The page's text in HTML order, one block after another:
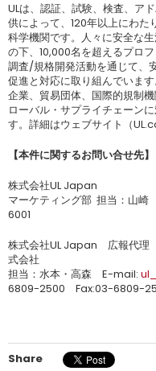
ULは、認証、試験、検査、ア
供によって、120年以上にわ
科学機関です。人々に安全な
の下、10,000名を超えるプロ
調査/規格開発活動を通じて、
促進と対応に取り組んでいま
企業、貿易団体、国際的規制
ローバル・サプライチェーン
す。詳細はウェブサイト（
【本件に関するお問い合せ先】
株式会社UL Japan
マーケティング部 担当：山
6001
株式会社UL Japan 広報代理
式会社
担当：水本・高森 E-mail:
6809-2500 Fax:03-6809-
Share